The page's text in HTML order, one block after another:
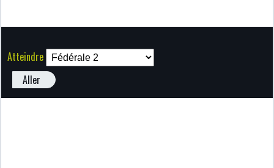
Atteindre
Aller